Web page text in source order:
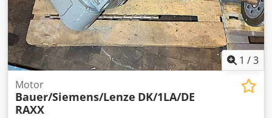
1 /3
Motor
Bauer/Siemens/Lenze DK/1LA/DE
RAXX